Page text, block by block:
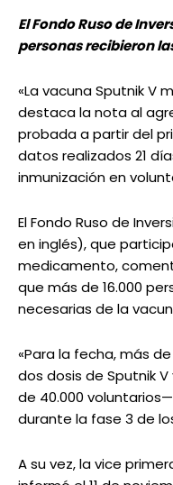
El Fondo Ruso de
personas recibieron
«La vacuna Sputnik V
destaca la nota al
probada a partir del
datos realizados 21
inmunización en
El Fondo Ruso de
en inglés), que
medicamento,
que más de 16.000
necesarias de la
«Para la fecha, más
dos dosis de Sputnik
de 40.000
durante la fase 3 de
A su vez, la vice